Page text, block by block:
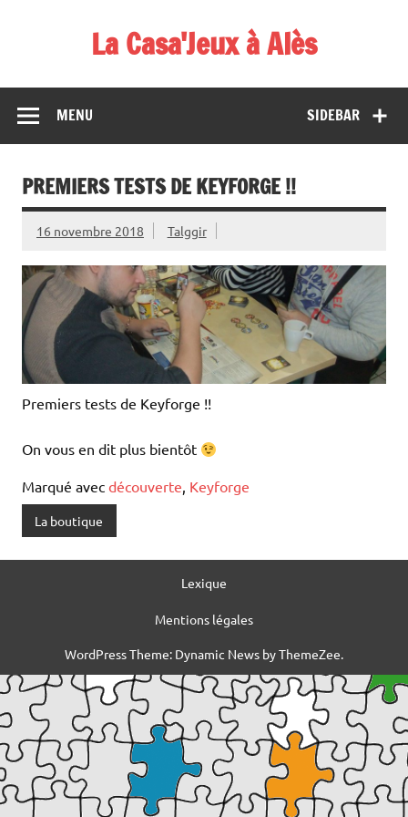
La Casa'Jeux à Alès
démos et de tournois
SIDEBAR
MENU
PREMIERS TESTS DE KEYFORGE !!
16 novembre 2018 Talggir
Premiers tests de Keyforge !!
On vous en dit plus bientôt
Marqué avec découverte, Keyforge
La boutique
Lexique
Mentions légales
WordPress Theme: Dynamic News by ThemeZee.